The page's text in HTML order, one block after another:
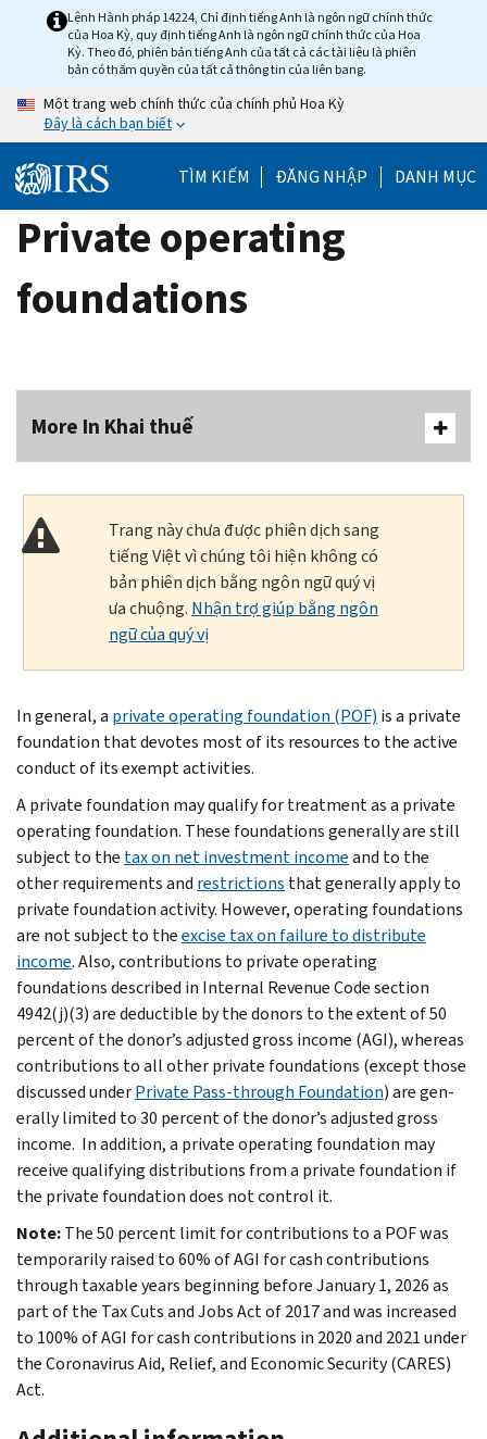
Lệnh Hành pháp 14224, Chỉ định tiếng Anh là ngôn ngữ chính thức
của Hoa Kỳ, quy định tiếng Anh là ngôn ngữ chính thức của Hoa
Kỳ. Theo đó, phiên bản tiếng Anh của tất cả các tài liệu là phiên
bản có thẩm quyền của tất cả thông tin của liên bang.
Một trang web chính thức của chính phủ Hoa Kỳ
Đây là cách bạn biết
TÌM KIẾM ĐĂNG NHẬP DANH MỤC
Private operating
foundations
More In Khai thuế
Trang này chưa được phiên dịch sang
tiếng Việt vì chúng tôi hiện không có
bản phiên dịch bằng ngôn ngữ quý vị
ưa chuộng. Nhận trợ giúp bằng ngôn
ngữ của quý vị
In general, a private operating foundation (POF) is a private
foundation that devotes most of its resources to the active
conduct of its exempt activities.
A private foundation may qualify for treatment as a private
operating foundation. These founda­tions generally are still
subject to the tax on net investment incomeand to the
other requirements and restrictions that gener­ally apply to
private foundation activity. How­ever, operating foundations
are not subject to theexcise tax on failure to distribute
income. Also, contributions to private oper­ating
foundations described in Internal Revenue Code section
4942(j)(3) are deductible by the donors to the extent of 50
percent of the donor’s adjusted gross income (AGI), whereas
contributions to all other private foun­dations (except those
discussed underPrivate Pass-through Foundation) are gen­
erally limited to 30 percent of the donor’s adjusted gross
income. In addition, a private operating foundation may
receive qualifying distributions from a private foundation if
the private founda­tion does not control it.
Note:The 50 percent limit for contributions to a POF was
temporarily raised to 60% of AGI for cash contributions
through taxable years beginning before January 1, 2026 as
part of the Tax Cuts and Jobs Act of 2017 and was increased
to 100% of AGI for cash contributions in 2020 and 2021 under
the Coronavirus Aid, Relief, and Economic Security (CARES)
Act.